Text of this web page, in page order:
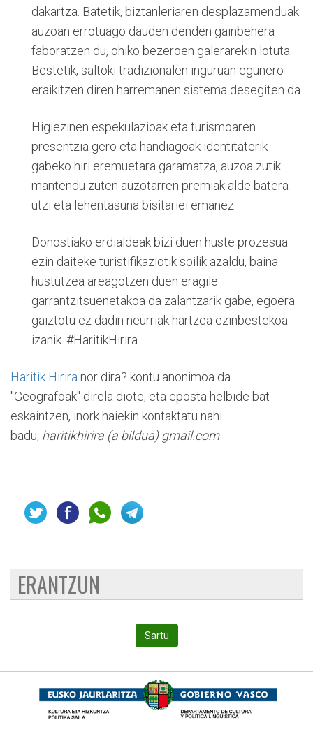
dakartza. Batetik, biztanleriaren desplazamenduak
auzoan errotuago dauden denden gainbehera
faboratzen du, ohiko bezeroen galerarekin lotuta.
Bestetik, saltoki tradizionalen inguruan egunero
eraikitzen diren harremanen sistema desegiten da
Higiezinen espekulazioak eta turismoaren
presentzia gero eta handiagoak identitaterik
gabeko hiri eremuetara garamatza, auzoa zutik
mantendu zuten auzotarren premiak alde batera
utzi eta lehentasuna bisitariei emanez.
Donostiako erdialdeak bizi duen huste prozesua
ezin daiteke turistifikaziotik soilik azaldu, baina
hustutzea areagotzen duen eragile
garrantzitsuenetakoa da zalantzarik gabe, egoera
gaiztotu ez dadin neurriak hartzea ezinbestekoa
izanik. #HaritikHirira
Haritik Hirira nor dira? kontu anonimoa da.
"Geografoak" direla diote, eta eposta helbide bat
eskaintzen, inork haiekin kontaktatu nahi
badu, haritikhirira (a bildua) gmail.com
ERANTZUN
Sartu